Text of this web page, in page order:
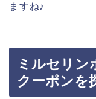
ますね♪
ミルセリ
クーポンを